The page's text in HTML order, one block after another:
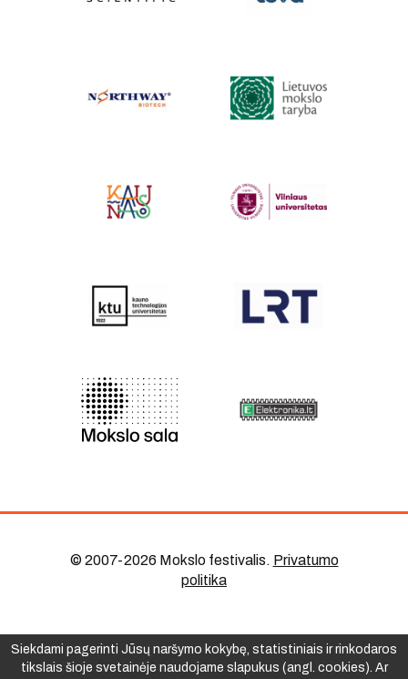
© 2007-2026 Mokslo festivalis. Privatumo
politika
Siekdami pagerinti Jūsų naršymo kokybę, statistiniais ir rinkodaros
tikslais šioje svetainėje naudojame slapukus (angl. cookies). Ar